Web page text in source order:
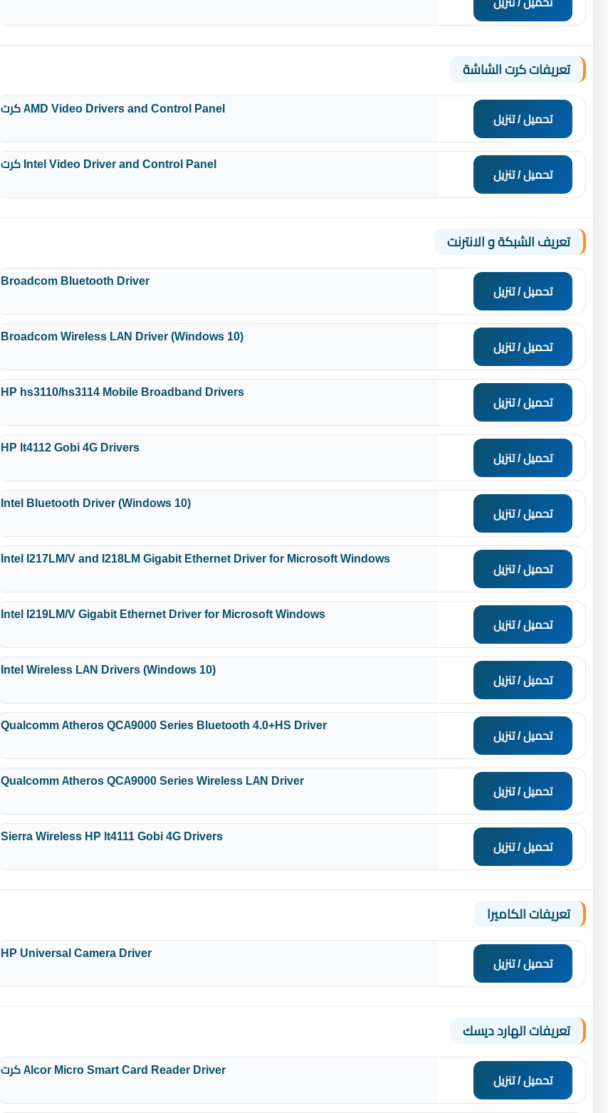
تعريفات كرت الشاشة
كرت AMD Video Drivers and Control Panel تحميل / تنزيل
كرت Intel Video Driver and Control Panel تحميل / تنزيل
تعريف الشبكة و الانترنت
Broadcom Bluetooth Driver تحميل / تنزيل
Broadcom Wireless LAN Driver (Windows 10) تحميل / تنزيل
HP hs3110/hs3114 Mobile Broadband Drivers تحميل / تنزيل
HP lt4112 Gobi 4G Drivers تحميل / تنزيل
Intel Bluetooth Driver (Windows 10) تحميل / تنزيل
Intel I217LM/V and I218LM Gigabit Ethernet Driver for Microsoft Windows تحميل / تنزيل
Intel I219LM/V Gigabit Ethernet Driver for Microsoft Windows تحميل / تنزيل
Intel Wireless LAN Drivers (Windows 10) تحميل / تنزيل
Qualcomm Atheros QCA9000 Series Bluetooth 4.0+HS Driver تحميل / تنزيل
Qualcomm Atheros QCA9000 Series Wireless LAN Driver تحميل / تنزيل
Sierra Wireless HP lt4111 Gobi 4G Drivers تحميل / تنزيل
تعريفات الكاميرا
HP Universal Camera Driver تحميل / تنزيل
تعريفات الهارد ديسك
كرت Alcor Micro Smart Card Reader Driver تحميل / تنزيل